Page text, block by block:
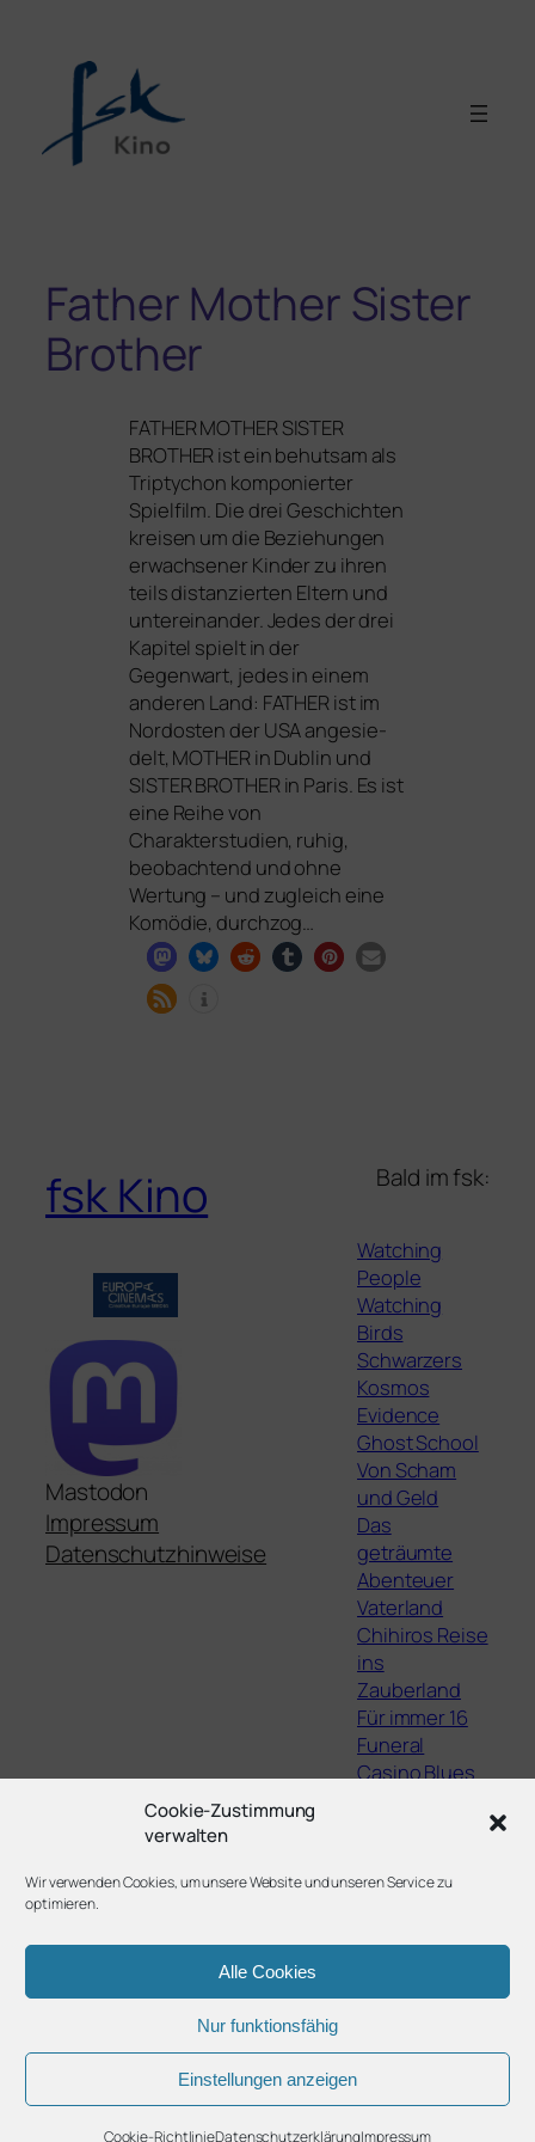
Cookie-Zustimmung
verwalten
Wir verwenden Cookies, um unsere Website und unseren Service zu
optimieren.
Alle Cookies
Nur funktionsfähig
Einstellungen anzeigen
Cookie-RichtlinieDatenschutzerklärungImpressum
Father Mother Sister
Brother
FATHERMOTHERSISTER
BROTHERist ein behut­sam als
Triptychon kom­po­nier­ter
Spielfilm. Die drei Geschichten
krei­sen um die Beziehungen
erwach­se­ner Kinder zu ihren
teils distan­zier­ten Eltern und
unter­ein­an­der. Jedes der drei
Kapitel spielt in der
Gegenwart, jedes in einem
ande­ren Land: FATHERist im
Nordosten der USAange­sie­
delt, MOTHERin Dublin und
SISTERBROTHERin Paris. Es ist
eine Reihe von
Charakterstudien, ruhig,
beob­ach­tend und ohne
Wertung – und zugleich eine
Komödie, durchzog…
fsk Kino
Mastodon
Impressum
Datenschutzhinweise
Bald im fsk:
Watching
People
Watching
Birds
Schwarzers
Kosmos
Evidence
Ghost School
Von Scham
und Geld
Das
geträumte
Abenteuer
Vaterland
Chihiros Reise
ins
Zauberland
Für immer 16
Funeral
Casino Blues
Filme von Jean
Twenty Twenty-Five Gestaltet mit